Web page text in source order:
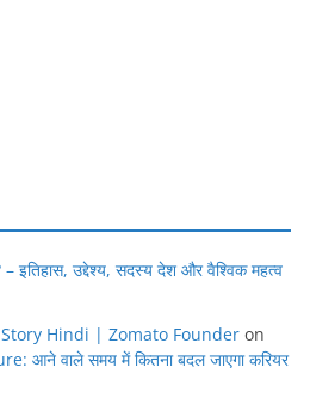
– इतिहास, उद्देश्य, सदस्य देश और वैश्विक महत्व
Hindi | Zomato Founder on
आने वाले समय में कितना बदल जाएगा करियर